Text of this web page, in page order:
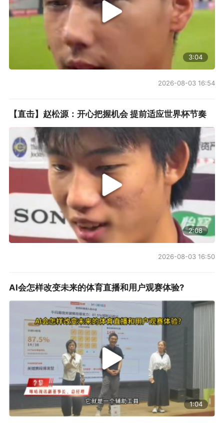
3:04
2026-08-03 16:54
【直击】赵松源：开心把握机会 提前适应世界杯节奏
2:08
2026-08-03 16:50
AI会怎样改变未来的体育直播和用户观赛体验?
1:04